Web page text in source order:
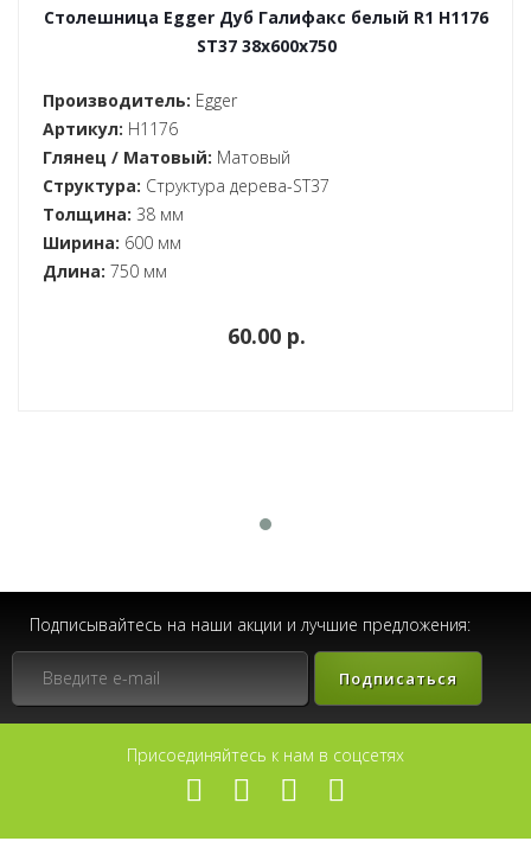
Столешница Egger Дуб Галифакс белый R1 H1176
ST37 38x600x750
Производитель: Egger
Артикул: H1176
Глянец / Матовый: Матовый
Структура: Структура дерева-ST37
Толщина: 38 мм
Ширина: 600 мм
Длина: 750 мм
60.00 p.
Подписывайтесь на наши акции и лучшие предложения:
Подписаться
Присоединяйтесь к нам в соцсетях